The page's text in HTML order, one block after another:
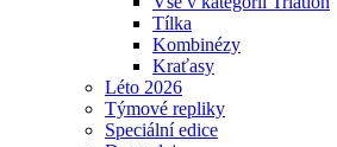
Týmové repliky
Speciální edice
Doprodej
Dárkové poukazy
Ženy
Vše v kategorii Ženy